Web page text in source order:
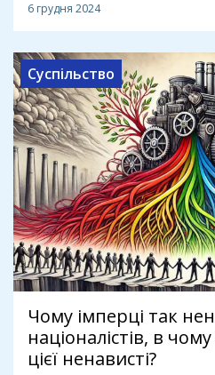
6 грудня 2024
Суспільство
Чому імперці так
націоналістів, в
цієї ненависті?